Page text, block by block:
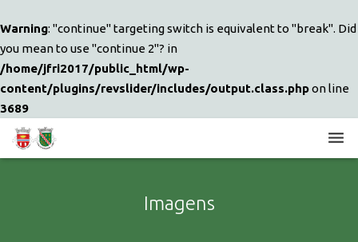
Warning: "continue" targeting switch is equivalent to "break". Did
you mean to use "continue 2"? in
/home/jfri2017/public_html/wp-
content/plugins/revslider/includes/output.class.phpon line
3689
Imagens